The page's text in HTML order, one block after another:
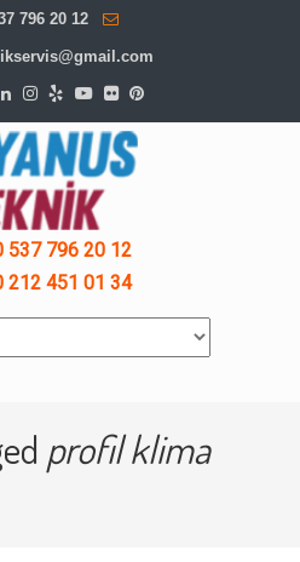
796 20 12
537 796 20 12
212 451 01 34
profil klima